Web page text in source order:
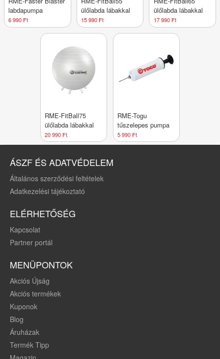
labdapumpa
6 990 Ft
ülőlabda lábakkal
15 990 Ft
ülőlabda lábakkal
17 990 Ft
RME-FitBall75
ülőlabda lábakkal
20 990 Ft
RME-Togu
tűszelepes pumpa
5 990 Ft
ÁSZF ÉS ADATVÉDELEM
Általános szerződési feltételek
Adatkezelési tájékoztató
ELÉRHETŐSÉG
Kapcsolat
Partner portál
MENÜPONTOK
Akciós Újság
Akciós termékek
Kuponok
Blog
Áruházak
Termék Tipp